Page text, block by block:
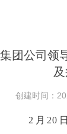
集团公司领
2月20
创建时间：